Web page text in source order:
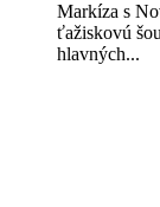
Markíza s
ťažiskovú
hlavných...